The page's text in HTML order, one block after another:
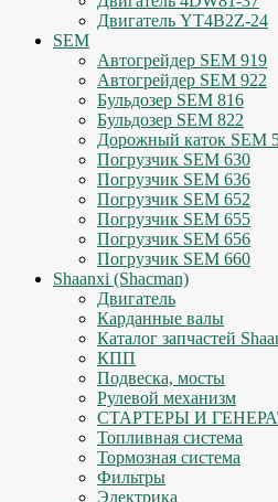
Двигатель YT4B2Z-24
SEM
Автогрейдер SEM 919
Автогрейдер SEM 922
Бульдозер SEM 816
Бульдозер SEM 822
Дорожный каток SEM
Погрузчик SEM 630
Погрузчик SEM 636
Погрузчик SEM 652
Погрузчик SEM 655
Погрузчик SEM 656
Погрузчик SEM 660
Shaanxi (Shacman)
Двигатель
Карданные валы
Каталог запчастей
КПП
Подвеска, мосты
Рулевой механизм
СТАРТЕРЫ И
Топливная система
Тормозная система
Фильтры
Электрика